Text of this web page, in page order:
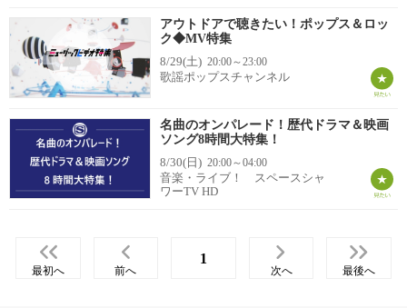
アウトドアで聴きたい！ポップス＆ロッ
ク◆MV特集
8/29(土) 20:00～23:00
歌謡ポップスチャンネル
名曲のオンパレード！歴代ドラマ＆映画
ソング8時間大特集！
8/30(日) 20:00～04:00
音楽・ライブ！ スペースシャ
ワーTV HD
最初へ 前へ
1
次へ 最後へ